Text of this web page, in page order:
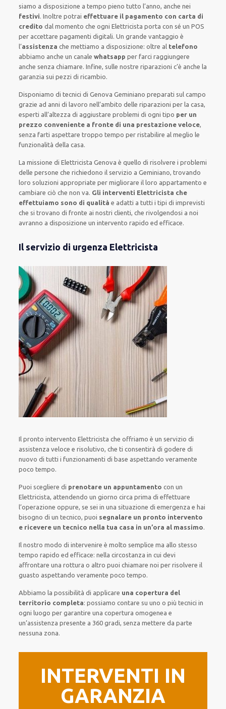
siamo a disposizione a tempo pieno tutto l’anno, anche nei
festivi.Inoltrepotrai effettuare il pagamento con carta di
credito dal momento che ogni Elettricistaporta con séun POS
per accettare pagamentidigitali.Un grande vantaggio è
l’assistenza che mettiamo a disposizione: oltre al telefono
abbiamo anche uncanale whatsappper farci raggiungere
anche senza chiamare.Infine, sulle nostre riparazioni c’è anche la
garanzia sui pezzi di ricambio.
Disponiamo ditecnici di Genova Geminiano preparati sul campo
grazie ad anni di lavoronell’ambito delle riparazioni per la casa,
esperti all’altezza di aggiustare problemi di ogni tipo per un
prezzo conveniente a fronte di una prestazione veloce,
senza farti aspettare troppo tempo per ristabilire al meglio le
funzionalità della casa.
La missione di Elettricista Genova è quello di risolvere i problemi
delle persone cherichiedono il servizio a Geminiano, trovando
loro soluzioni appropriate per migliorareil loro appartamento e
cambiare ciò che non va. Gli interventi Elettricista che
effettuiamo sono di qualità e adatti a tutti i tipi di imprevisti
che si trovano di fronte ai nostri clienti, che rivolgendosi a noi
avranno a disposizione un interventorapido ed efficace.
Il servizio di urgenza Elettricista
Il pronto intervento Elettricistache offriamo èun servizio di
assistenza veloce e risolutivo, che ticonsentirà di godere di
nuovodi tutti i funzionamenti di base aspettando veramente
poco tempo.
Puoi scegliere di prenotare un appuntamento con un
Elettricista, attendendoun giorno circa prima dieffettuare
l’operazione oppure, se sei in una situazione di emergenza e hai
bisogno diun tecnico, puoi segnalare un pronto intervento
e ricevere un tecnico nella tua casa in un’ora al massimo.
Il nostro modo di intervenire èmolto semplice ma allo stesso
tempo rapido ed efficace: nella circostanza in cuidevi
affrontareuna rottura o altro puoi chiamare noi perrisolvere il
guasto aspettando veramente poco tempo.
Abbiamo la possibilità di applicare una copertura del
territorio completa:possiamo contare su uno o piùtecnici in
ogni luogo pergarantire una coperturaomogenea e
un’assistenza presente a 360 gradi, senzamettere da parte
nessuna zona.
INTERVENTI IN
GARANZIA